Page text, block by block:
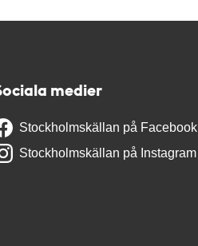
medier
Stockholmskällan på Facebook
Stockholmskällan på Instagram